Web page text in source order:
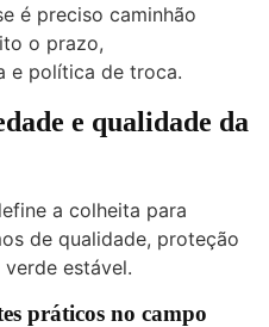
é preciso caminhão
o prazo,
e política de troca.
e qualidade da
a colheita para
de qualidade, proteção
estável.
práticos no campo